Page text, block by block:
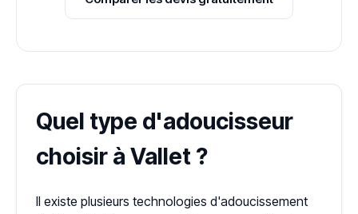
Quel type d'adoucisseur
choisir à Vallet ?
Il existe plusieurs technologies d'adoucissement